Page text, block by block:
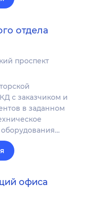
отдела
проспект
с заказчиком и
в заданном
офиса